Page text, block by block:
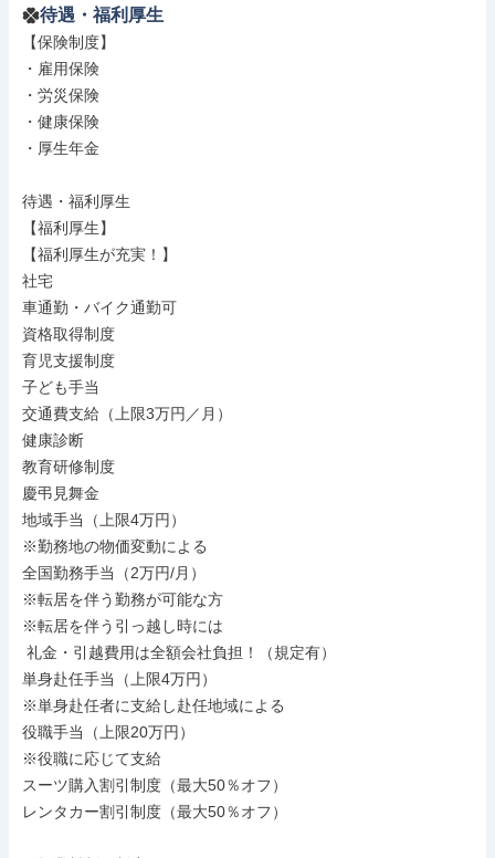
待遇・福利厚生
【保険制度】
・雇用保険
・労災保険
・健康保険
・厚生年金
待遇・福利厚生
【福利厚生】
【福利厚生が充実！】
社宅
車通勤・バイク通勤可
資格取得制度
育児支援制度
子ども手当
交通費支給（上限3万円／月）
健康診断
教育研修制度
慶弔見舞金
地域手当（上限4万円）
※勤務地の物価変動による
全国勤務手当（2万円/月）
※転居を伴う勤務が可能な方
※転居を伴う引っ越し時には
単身赴任手当（上限4万円）
※単身赴任者に支給し赴任地域による
役職手当（上限20万円）
※役職に応じて支給
スーツ購入割引制度（最大50％オフ）
レンタカー割引制度（最大50％オフ）